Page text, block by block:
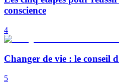
conscience
4
Changer de vie : le conseil
5